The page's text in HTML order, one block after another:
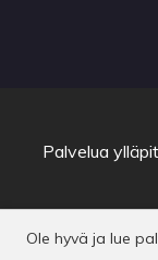
Ole hyvä ja lue
Palvelua